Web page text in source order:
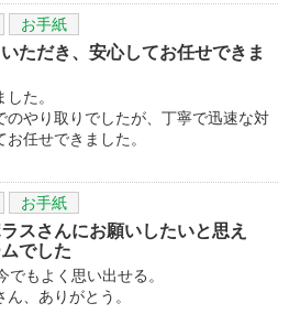
お手紙
ただき、安心してお任せできま
た。
のやり取りでしたが、丁寧で迅速な対
任せできました。
お手紙
スさんにお願いしたいと思え
でした
もよく思い出せる。
、ありがとう。